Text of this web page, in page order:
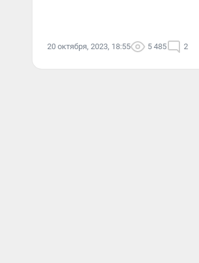
20 октября, 2023, 18:55 5 485 2